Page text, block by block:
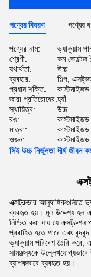
পণ্যের বিবরণ পণ্যের
পণ্যের নাম:
ভ্যাকুয়াম
শ্রেণী:
কম ভোল্টেজ
যথার্থতা:
উচ্চ
ব্যবহার:
শিল্প,
প্রধান শক্তি:
কাস্টমাইজড
জারা প্রতিরোধের:হ্যাঁ
স্থায়িত্ব:
উচ্চ
রঙ:
কাস্টমাইজড
মাত্রা:
কাস্টমাইজড
ওজন:
কাস্টমাইজড
সিই উচ্চ নির্ভুলতা দীর্ঘ
এক্সট্রুডার আনুষাঙ্গিকগুলিতে
ব্যবহৃত হয়। মূল উদ্দেশ্য হল
নিশ্চিত করা যায় যে এক্সট্রুশন
প্রবাহিত হতে পারে এবং
ভ্যাকুয়াম পরিবেশ তৈরি করে,
সামঞ্জস্যকে উল্লেখযোগ্যভাবে
ব্যাপকভাবে ব্যবহৃত হয়।